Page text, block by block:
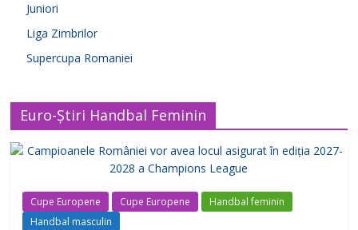
Juniori
Liga Zimbrilor
Supercupa Romaniei
Euro-Știri Handbal Feminin
Cupe Europene Cupe Europene
Handbal feminin
Handbal masculin